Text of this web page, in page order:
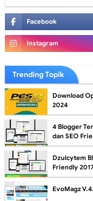
Trending Topik
Download
2024
4 Blogger
dan SEO
Dzulcytem
Friendly
EvoMagz